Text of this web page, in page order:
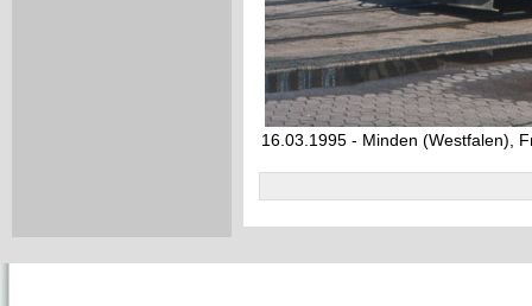
16.03.1995 - Minden (Westfalen),